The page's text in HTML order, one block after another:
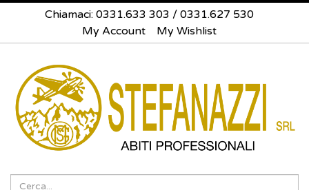
Chiamaci: 0331.633 303 / 0331.627 530
My Account
My Wishlist
Search